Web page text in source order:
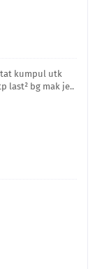
kumpul utk
last² bg mak je..